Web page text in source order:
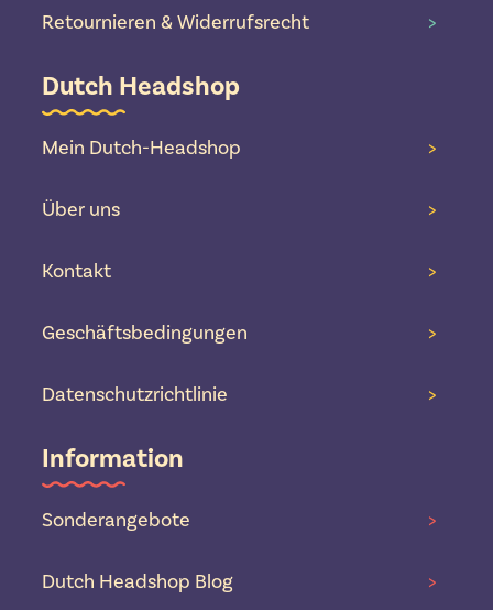
Retournieren & Widerrufsrecht >
Dutch Headshop
Mein Dutch-Headshop >
Über uns >
Kontakt >
Geschäftsbedingungen >
Datenschutzrichtlinie >
Information
Sonderangebote >
Dutch Headshop Blog >